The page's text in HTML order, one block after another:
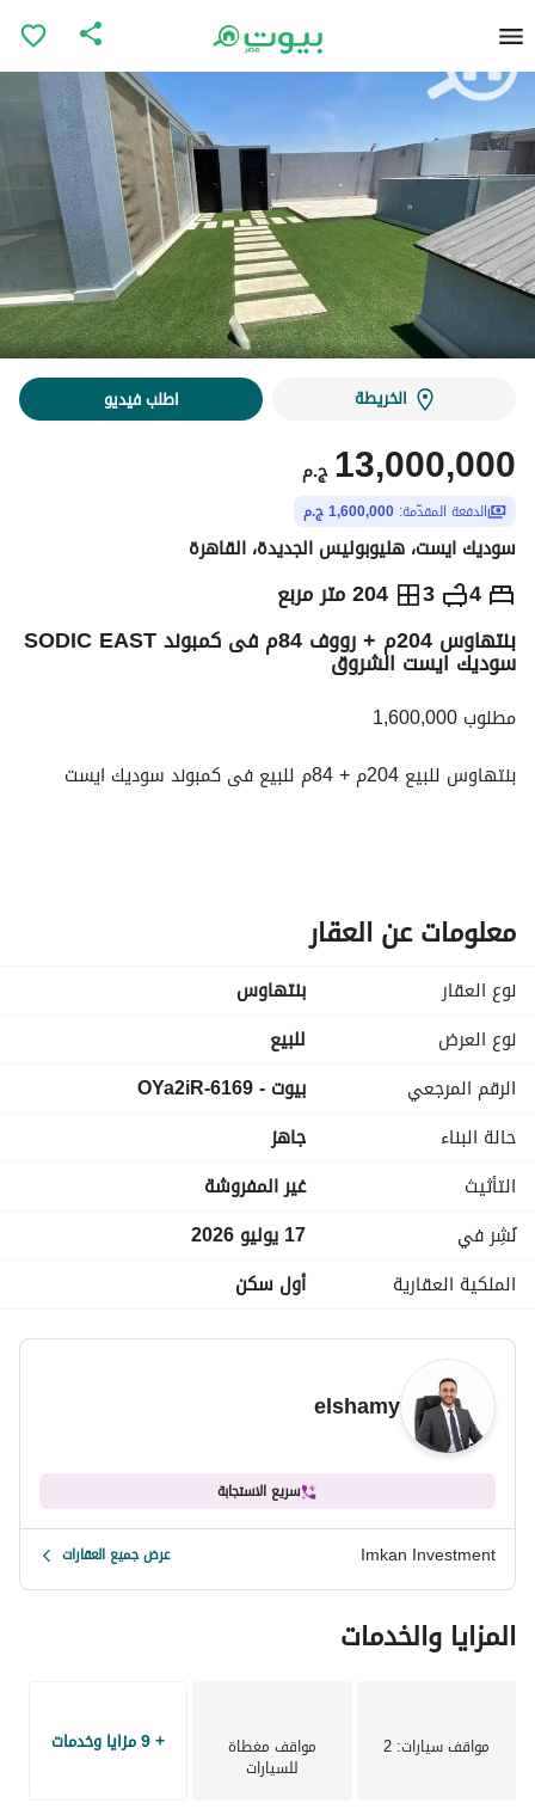
الخريطة اطلب فيديو
ج.م 13,000,000
الدفعة المقدّمة: 1,600,000 ج.م
سوديك ايست، هليوبوليس الجديدة، القاهرة
4
3 204 متر مربع ج.م 13,000,000
التفاصيل الاتجاهات والمؤشرات رهن عقاري
بنتهاوس 204م + رووف 84م فى كمبوند SODIC EAST
سوديك ايست الشروق
مطلوب 1,600,000
بنتهاوس للبيع 204م + 84م للبيع فى كمبوند سوديك ايست
للتواصل فون او واتس اب عرض معلومات الاتصال
او ابعت SMS
معلومات عن العقار
نوع العقار
بنتهاوس
نوع العرض
للبيع
الرقم المرجعي
بيوت - 6169-OYa2iR
حالة البناء
جاهز
التأثيث
غير المفروشة
نُشِر في
17 يوليو 2026
الملكية العقارية
أول سكن
elshamy
سريع الاستجابة
Imkan Investment عرض جميع العقارات
المزايا والخدمات
مواقف سيارات: 2 مواقف مغطاة
للسيارات
+ 9 مزايا وخدمات